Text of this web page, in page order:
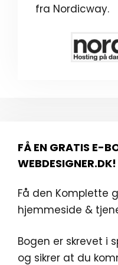
fra Nordicway.
FÅ EN GRATIS E-
WEBDESIGNER.DK!
Få den Komplette
hjemmeside &
Bogen er skrevet i
og sikrer at du